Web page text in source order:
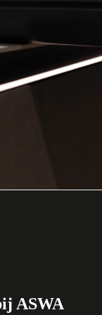
inspiratie voor
Natuurlijk hoef
ASWA